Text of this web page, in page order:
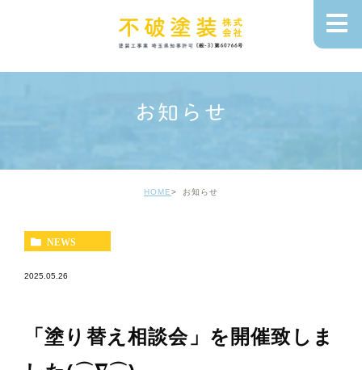
お知らせ
HOME お知らせ
NEWS
2025.05.26
「塗り替え相談会」を開催致しま